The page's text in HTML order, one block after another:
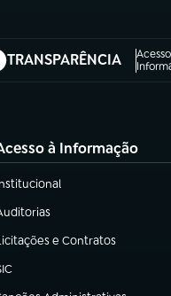
TRANSPARÊNCIA
em nova aba)
à Informação
em nova aba)
em nova aba)
e Contratos
em nova aba)
em nova aba)